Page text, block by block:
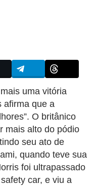
uma vitória
afirma que a
O britânico
mais alto do pódio
seu ato de
quando teve sua
foi ultrapassado
car, e viu a